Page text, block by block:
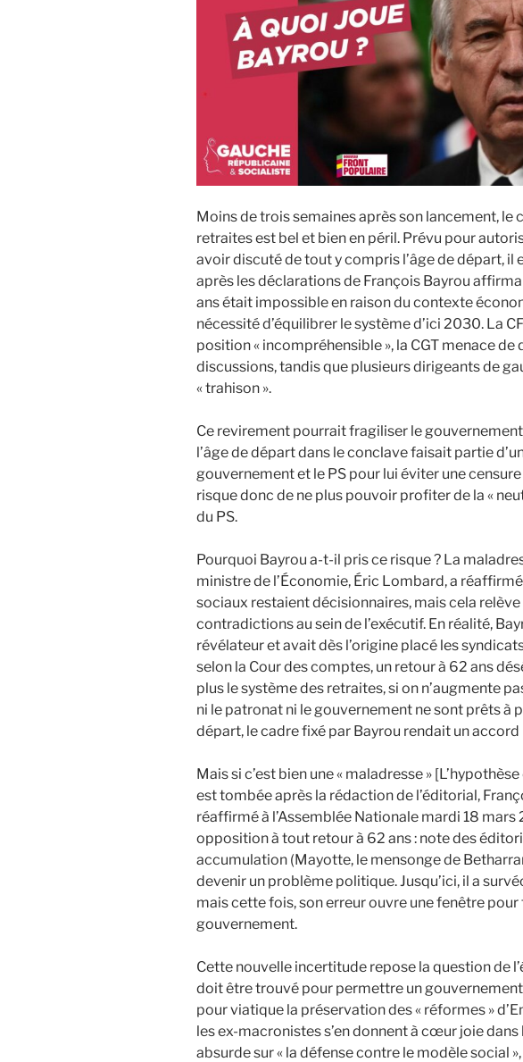
Moins de trois semaines après son lancement, le
retraites est bel et bien en péril. Prévu pour
avoir discuté de tout y compris l’âge de départ, il
après les déclarations de François Bayrou
ans était impossible en raison du contexte
nécessité d’équilibrer le système d’ici 2030. La
position « incompréhensible », la CGT menace de
discussions, tandis que plusieurs dirigeants de
« trahison ».
Ce revirement pourrait fragiliser le
l’âge de départ dans le conclave faisait partie
gouvernement et le PS pour lui éviter une
risque donc de ne plus pouvoir profiter de la «
du PS.
Pourquoi Bayrou a-t-il pris ce risque ? La
ministre de l’Économie, Éric Lombard, a
sociaux restaient décisionnaires, mais cela
contradictions au sein de l’exécutif. En réalité,
révélateur et avait dès l’origine placé les
selon la Cour des comptes, un retour à 62 ans
plus le système des retraites, si on n’augmente
ni le patronat ni le gouvernement ne sont prêts à
départ, le cadre fixé par Bayrou rendait un
Mais si c’est bien une « maladresse »
est tombée après la rédaction de l’éditorial,
réaffirmé à l’Assemblée Nationale mardi 18
opposition à tout retour à 62 ans : note des
accumulation (Mayotte, le mensonge de
devenir un problème politique. Jusqu’ici, il a
mais cette fois, son erreur ouvre une fenêtre
gouvernement.
Cette nouvelle incertitude repose la question de
doit être trouvé pour permettre un
pour viatique la préservation des « réformes »
les ex-macronistes s’en donnent à cœur joie
absurde sur « la défense contre le modèle social